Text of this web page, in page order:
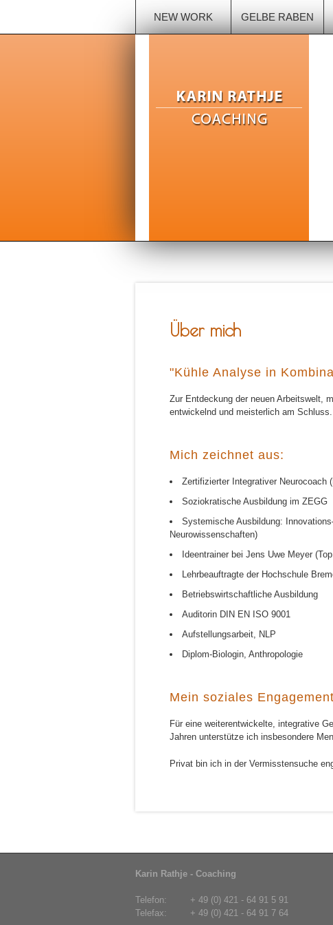
NEW WORK GELBE RABEN
Über mich
"Kühle Analyse in
Zur Entdeckung der neuen Arbeitswelt,
entwickelnd und meisterlich am Schluss.
Mich zeichnet aus:
Zertifizierter Integrativer Neurocoach
Soziokratische Ausbildung im ZEGG
Systemische Ausbildung:
Neurowissenschaften)
Ideentrainer bei Jens Uwe Meyer
Lehrbeauftragte der Hochschule
Betriebswirtschaftliche Ausbildung
Auditorin DIN EN ISO 9001
Aufstellungsarbeit, NLP
Diplom-Biologin, Anthropologie
Mein soziales Engagement
Für eine weiterentwickelte, integrative
Jahren unterstütze ich insbesondere
Privat bin ich in der Vermisstensuche
Karin Rathje - Coaching
Telefon:
+ 49 (0) 421 - 64 91 5 91
Telefax:
+ 49 (0) 421 - 64 91 7 64